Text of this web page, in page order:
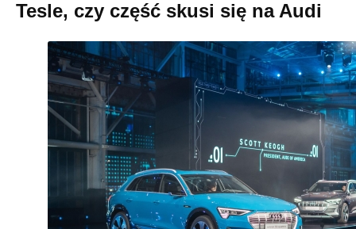
Tesle, czy część skusi się na Audi